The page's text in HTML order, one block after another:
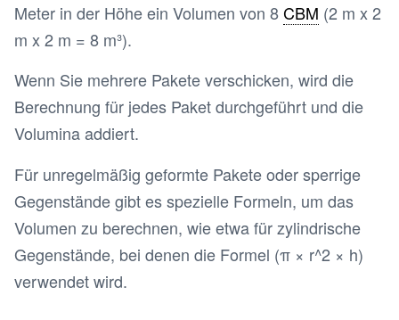
Meter in der Höhe ein Volumen von 8CBM (2 m x 2
m x 2 m = 8 m³).
Wenn Sie mehrere Pakete verschicken, wird die
Berechnung für jedes Paket durchgeführt und die
Volumina addiert.
Für unregelmäßig geformte Pakete oder sperrige
Gegenstände gibt es spezielle Formeln, um das
Volumen zu berechnen, wie etwa für zylindrische
Gegenstände, bei denen die Formel (π × r^2 × h)
verwendet wird.